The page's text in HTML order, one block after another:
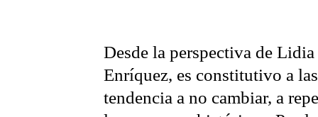
Desde la perspectiva de
Enríquez, es constitutivo a
tendencia a no cambiar, a